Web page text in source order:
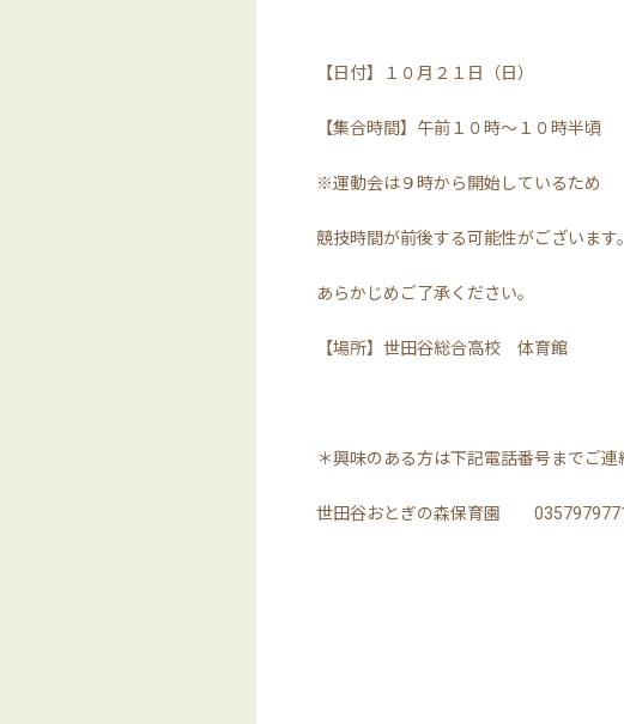
【日付】１０月２１日（日）
【集合時間】午前１０時～１０時半頃
※運動会は９時から開始しているため
競技時間が前後する可能性がございます。
あらかじめご了承ください。
【場所】世田谷総合高校 体育館
＊興味のある方は下記電話番号までご連
世田谷おとぎの森保育園